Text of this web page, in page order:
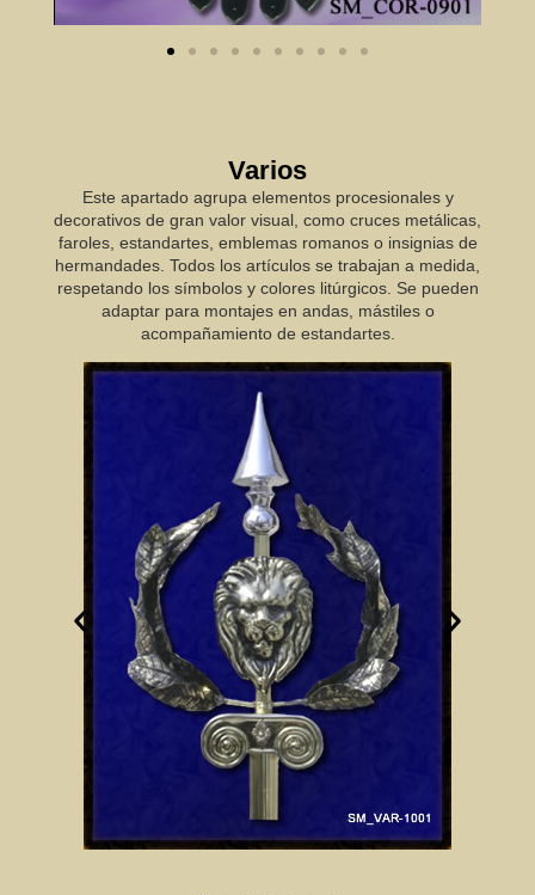
Varios
Este apartado agrupa elementos procesionales y
decorativos de gran valor visual, como cruces metálicas,
faroles, estandartes, emblemas romanos o insignias de
hermandades. Todos los artículos se trabajan a medida,
respetando los símbolos y colores litúrgicos. Se pueden
adaptar para montajes en andas, mástiles o
acompañamiento de estandartes.